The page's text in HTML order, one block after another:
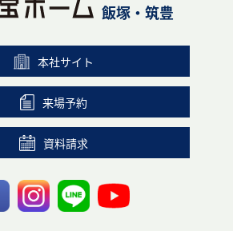
飯塚・筑豊
本社サイト
来場予約
資料請求